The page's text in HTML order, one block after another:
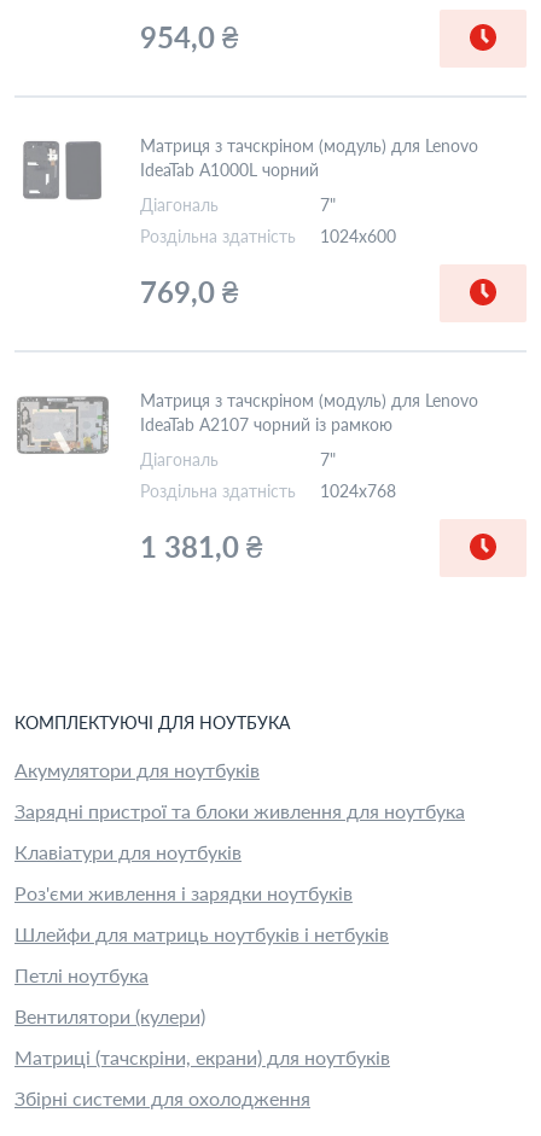
954,0 ₴
Матриця з тачскріном (модуль) для Lenovo
IdeaTab A1000L чорний
Діагональ
7"
Роздільна здатність
1024x600
769,0 ₴
Матриця з тачскріном (модуль) для Lenovo
IdeaTab A2107 чорний із рамкою
Діагональ
7"
Роздільна здатність
1024x768
1 381,0 ₴
КОМПЛЕКТУЮЧІ ДЛЯ НОУТБУКА
Акумулятори для ноутбуків
Зарядні пристрої та блоки живлення для ноутбука
Клавіатури для ноутбуків
Роз'єми живлення і зарядки ноутбуків
Шлейфи для матриць ноутбуків і нетбуків
Петлі ноутбука
Вентилятори (кулери)
Матриці (тачскріни, екрани) для ноутбуків
Збірні системи для охолодження